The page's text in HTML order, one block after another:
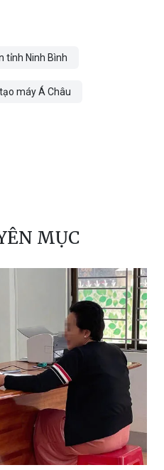
tỉnh Ninh Bình
máy Á Châu
MỤC